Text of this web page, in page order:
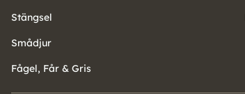
Stängsel
Smådjur
Fågel, Får & Gris